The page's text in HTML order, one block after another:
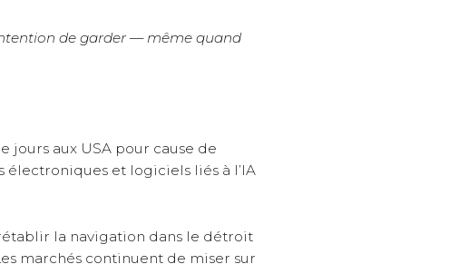
de garder — même quand
jours aux USA pour cause de
électroniques et logiciels liés à l’IA
la navigation dans le détroit
marchés continuent de miser sur